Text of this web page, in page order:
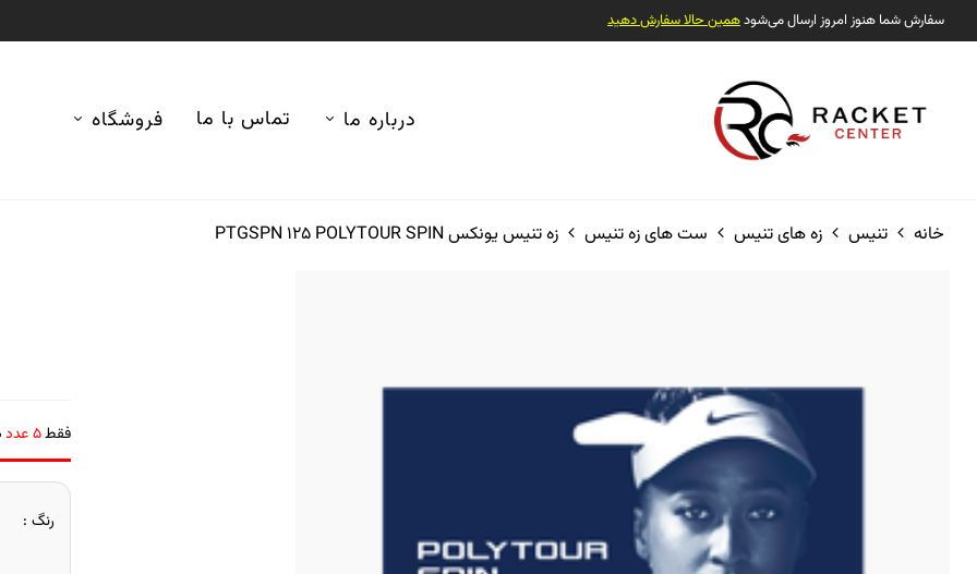
سفارش شما هنوز امروز ارسال می‌شودهمین حالا سفارش دهید
درباره ما تماس با ما فروشگاه
خانه تنیس زه های تنیس ست های زه تنیس زه تنیس یونکس PTGSPN 125 POLYTOUR SPIN
فقط5 عدد
رنگ